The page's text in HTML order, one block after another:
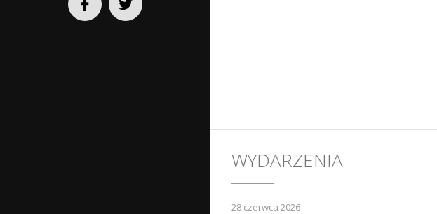
WYDARZENIA
28 czerwca 2026